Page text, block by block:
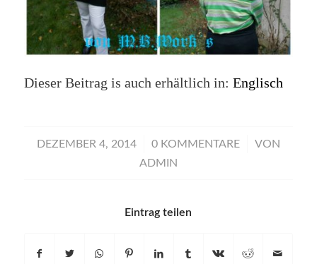
Dieser Beitrag is auch erhältlich in: Englisch
DEZEMBER 4, 2014
/ 0 KOMMENTARE
/
VON
ADMIN
Eintrag teilen